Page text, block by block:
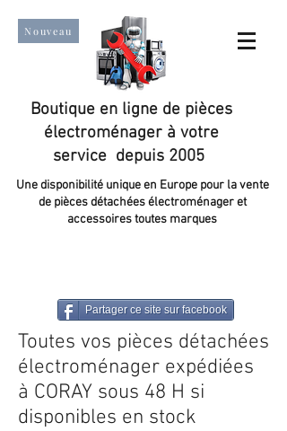
Nouveau
Boutique en ligne de pièces
électroménager à votre
service depuis 2005
Une disponibilité unique en Europe pour la vente
de pièces détachées électroménager et
accessoires toutes marques
Partager ce site sur facebook
Toutes vos pièces détachées
électroménager expédiées
à CORAY sous 48 H si
disponibles en stock